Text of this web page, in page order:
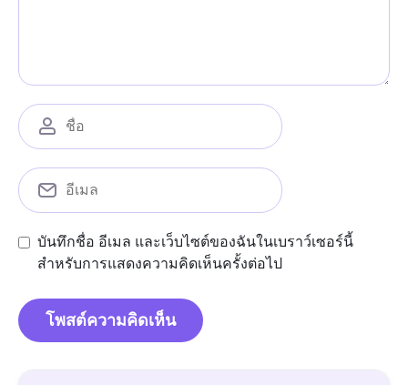
บันทึกชื่อ อีเมล และเว็บไซต์ของฉันในเบราว์เซอร์นี้
สำหรับการแสดงความคิดเห็นครั้งต่อไป